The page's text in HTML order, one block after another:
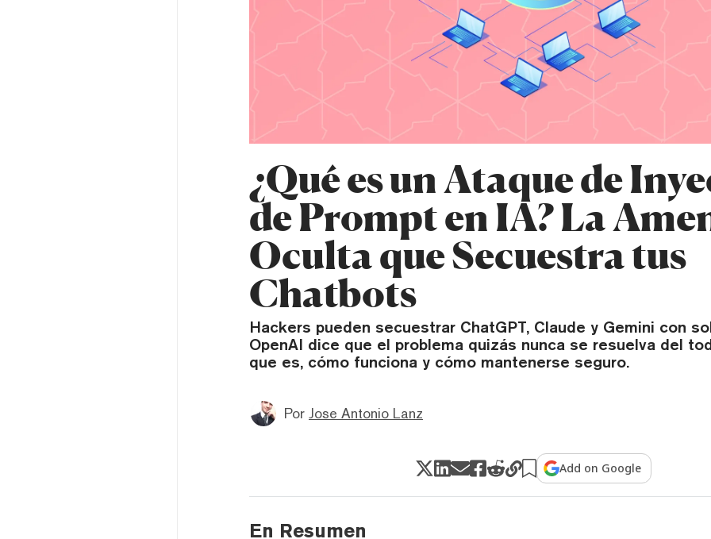
¿Qué es un Ataque de
de Prompt en IA? La
Oculta que Secuestra tus
Chatbots
Hackers pueden secuestrar ChatGPT, Claude y Gemini con
OpenAI dice que el problema quizás nunca se resuelva del
que es, cómo funciona y cómo mantenerse seguro.
Por Jose Antonio Lanz
Add on Google
En Resumen